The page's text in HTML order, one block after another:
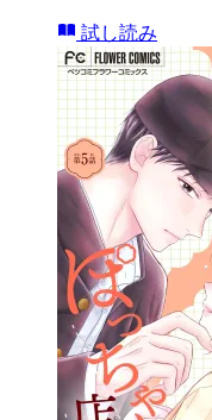
試し読み